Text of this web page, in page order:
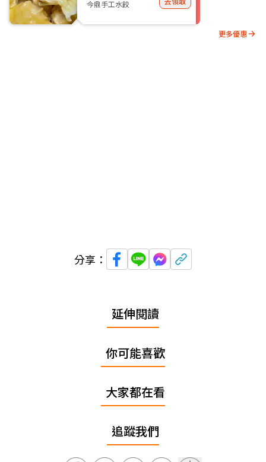
今鼎手工水餃
更多優惠
分享：
延伸閱讀
你可能喜歡
大家都在看
追蹤我們